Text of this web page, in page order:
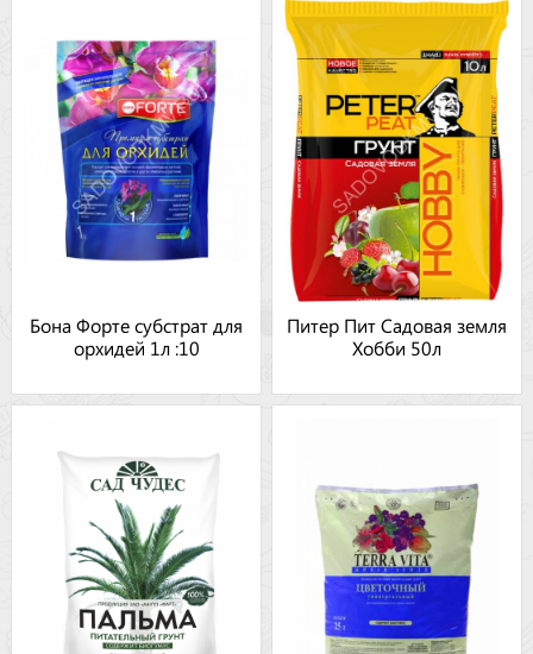
Бона Форте субстрат для
орхидей 1л :10
Питер Пит Садовая земля
Хобби 50л